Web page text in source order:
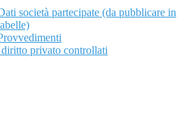
società partecipate (da pubblicare in
privato controllati